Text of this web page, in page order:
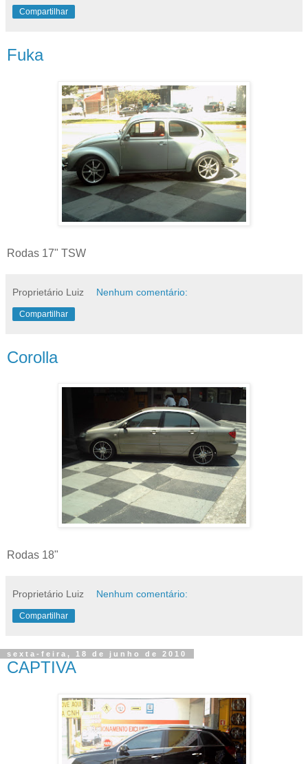
Compartilhar
Fuka
Rodas 17" TSW
Proprietário Luiz Nenhum comentário:
Compartilhar
Corolla
Rodas 18"
Proprietário Luiz Nenhum comentário:
Compartilhar
sexta-feira, 18 de junho de 2010
CAPTIVA